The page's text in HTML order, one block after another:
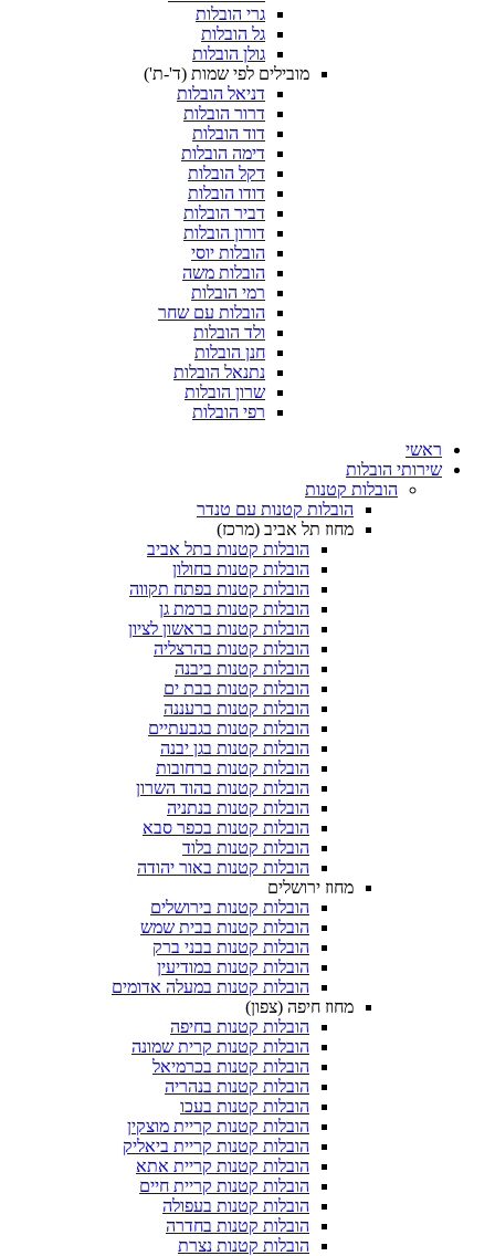
מובילים לפי שמות (ד'-ת')
הובלות קטנות עם טנדר
מחוז תל אביב (מרכז)
הובלות קטנות בתל אביב
הובלות קטנות בחולון​
הובלות קטנות בפתח תקווה
הובלות קטנות ברמת גן
הובלות קטנות בראשון לציון
הובלות קטנות בהרצליה
הובלות קטנות ביבנה
הובלות קטנות בבת ים
הובלות קטנות ברעננה
הובלות קטנות בגבעתיים
הובלות קטנות בגן יבנה
הובלות קטנות ברחובות
הובלות קטנות בהוד השרון
הובלות קטנות בנתניה
הובלות קטנות בכפר סבא
הובלות קטנות בלוד
הובלות קטנות באור יהודה
הובלות קטנות בירושלים
הובלות קטנות בבית שמש
הובלות קטנות בבני ברק
הובלות קטנות במודיעין
הובלות קטנות במעלה אדומים
הובלות קטנות בחיפה
הובלות קטנות קרית שמונה
הובלות קטנות בכרמיאל
הובלות קטנות בנהריה
הובלות קטנות בעכו
הובלות קטנות קריית מוצקין
הובלות קטנות קריית ביאליק
הובלות קטנות קריית אתא
הובלות קטנות קריית חיים
הובלות קטנות בעפולה
הובלות קטנות בחדרה
הובלות קטנות נצרת